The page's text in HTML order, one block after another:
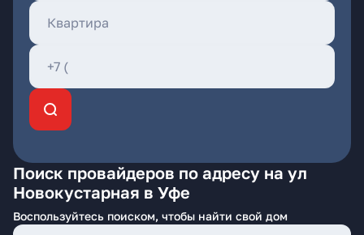
Поиск провайдеров по адресу на ул
Новокустарная в Уфе
Воспользуйтесь поиском, чтобы найти свой дом